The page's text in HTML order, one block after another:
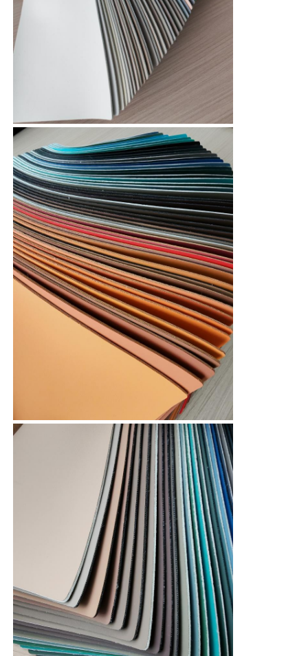
친환경 수레 재료
용매 없는 PU 가죽
알칸타라 가죽
자동차 가죽
신발 가죽 재질
장갑 가죽